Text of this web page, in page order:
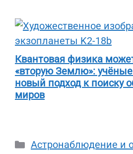
Квантовая физика
«вторую Землю»:
новый подход к поиску
миров
Рубрики
Астронаблюдение и